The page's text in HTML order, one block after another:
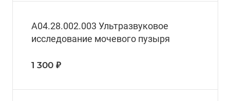
A04.28.002.003 Ультразвуковое
исследование мочевого пузыря
1 300 ₽